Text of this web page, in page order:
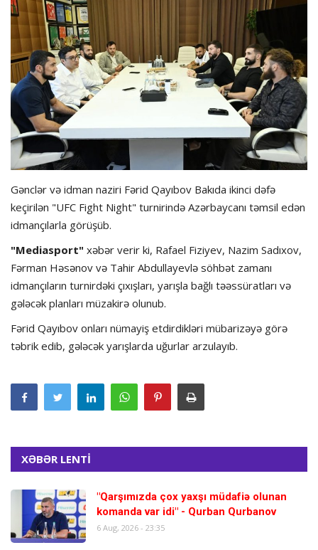
Olimpiada
Layihə
Formula 1
İdman növləri
Gənclər və idman naziri Fərid Qayıbov Bakıda ikinci dəfə
keçirilən "UFC Fight Night" turnirində Azərbaycanı təmsil edən
idmançılarla görüşüb.
"Mediasport" xəbər verir ki, Rafael Fiziyev, Nazim Sadıxov,
Fərman Həsənov və Tahir Abdullayevlə söhbət zamanı
idmançıların turnirdəki çıxışları, yarışla bağlı təəssüratları və
gələcək planları müzakirə olunub.
Fərid Qayıbov onları nümayiş etdirdikləri mübarizəyə görə
təbrik edib, gələcək yarışlarda uğurlar arzulayıb.
XƏBƏR LENTİ
"Qarşımızda çox yaxşı müdafiə olunan
komanda var idi" - Qurban Qurbanov
6 Aug, 2026 - 23:35